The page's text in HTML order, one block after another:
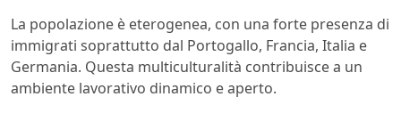
La popolazione è eterogenea, con una forte presenza di
immigrati soprattutto dal Portogallo, Francia, Italia e
Germania. Questa multiculturalità contribuisce a un
ambiente lavorativo dinamico e aperto.